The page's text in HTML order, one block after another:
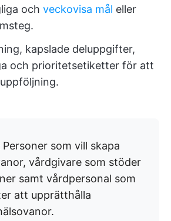
och veckovisa mål eller
kapslade deluppgifter,
och prioritetsetiketter för att
Personer som vill skapa
vårdgivare som stöder
samt vårdpersonal som
att upprätthålla